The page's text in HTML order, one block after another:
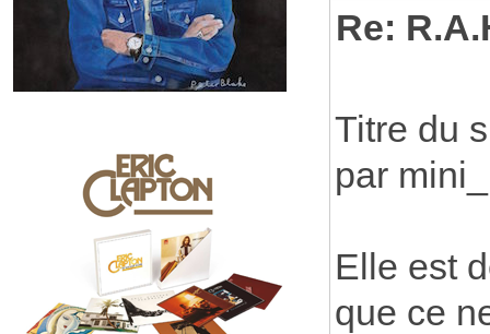
Re:
Titre du
par
Elle est
que ce